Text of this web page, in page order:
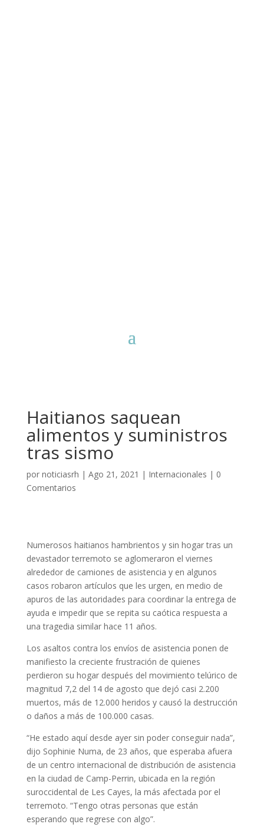
Haitianos saquean
alimentos y suministros
tras sismo
por noticiasrh | Ago 21, 2021 | Internacionales | 0
Comentarios
Numerosos haitianos hambrientos y sin hogar tras un
devastador terremoto se aglomeraron el viernes
alrededor de camiones de asistencia y en algunos
casos robaron artículos que les urgen, en medio de
apuros de las autoridades para coordinar la entrega de
ayuda e impedir que se repita su caótica respuesta a
una tragedia similar hace 11 años.
Los asaltos contra los envíos de asistencia ponen de
manifiesto la creciente frustración de quienes
perdieron su hogar después del movimiento telúrico de
magnitud 7,2 del 14 de agosto que dejó casi 2.200
muertos, más de 12.000 heridos y causó la destrucción
o daños a más de 100.000 casas.
“He estado aquí desde ayer sin poder conseguir nada”,
dijo Sophinie Numa, de 23 años, que esperaba afuera
de un centro internacional de distribución de asistencia
en la ciudad de Camp-Perrin, ubicada en la región
suroccidental de Les Cayes, la más afectada por el
terremoto. “Tengo otras personas que están
esperando que regrese con algo”.